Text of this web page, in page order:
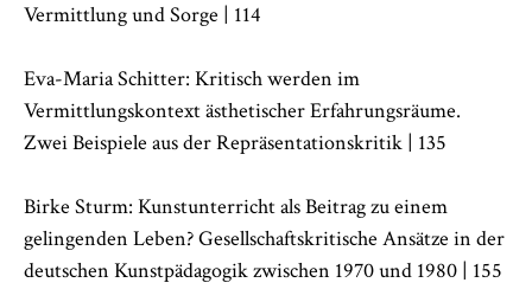
Vermittlung und Sorge | 114
Eva-Maria Schitter: Kritisch werden im
Vermittlungskontext ästhetischer Erfahrungsräume.
Zwei Beispiele aus der Repräsentationskritik | 135
Birke Sturm: Kunstunterricht als Beitrag zu einem
gelingenden Leben? Gesellschaftskritische Ansätze in der
deutschen Kunstpädagogik zwischen 1970 und 1980 | 155